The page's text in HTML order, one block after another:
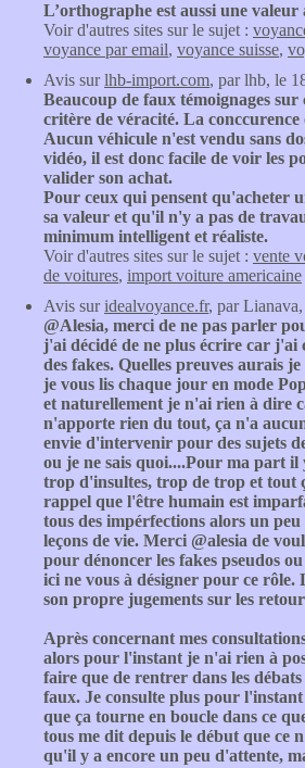
L’orthographe est aussi une valeur
Voir d'autres sites sur le sujet :
voyance par email, voyance suisse,
Avis surlhb-import.com, par lhb, le
Beaucoup de faux témoignages sur
critère de véracité. La conccurence
Aucun véhicule n'est vendu sans
vidéo, il est donc facile de voir les
valider son achat.
Pour ceux qui pensent qu'acheter
sa valeur et qu'il n'y a pas de
minimum intelligent et réaliste.
Voir d'autres sites sur le sujet : vente
de voitures, import voiture americaine
Avis suridealvoyance.fr, par
@Alesia, merci de ne pas parler
j'ai décidé de ne plus écrire car j'ai
des fakes. Quelles preuves aurais
je vous lis chaque jour en mode
et naturellement je n'ai rien à dire
n'apporte rien du tout, ça n'a
envie d'intervenir pour des sujets
ou je ne sais quoi....Pour ma part il
trop d'insultes, trop de trop et tout
rappel que l'être humain est
tous des impérfections alors un
leçons de vie. Merci @alesia de
pour dénoncer les fakes pseudos
ici ne vous à désigner pour ce rôle.
son propre jugements sur les
Après concernant mes
alors pour l'instant je n'ai rien à
faire que de rentrer dans les
faux. Je consulte plus pour
que ça tourne en boucle dans ce
tous me dit depuis le début que ce
qu'il y a encore un peu d'attente,